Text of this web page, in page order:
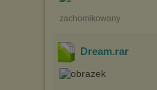
zachomikowany
Dream.rar